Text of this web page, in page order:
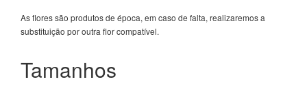
As flores são produtos de época, em caso de falta, realizaremos a
substituição por outra flor compatível.
Tamanhos